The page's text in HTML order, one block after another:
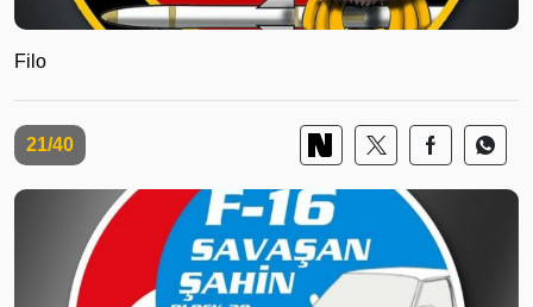
Filo
21/40